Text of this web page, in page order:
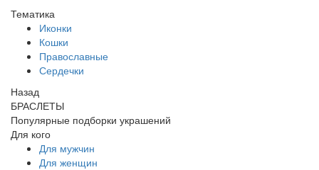
Тематика
Иконки
Кошки
Православные
Сердечки
Назад
БРАСЛЕТЫ
Популярные подборки украшений
Для кого
Для мужчин
Для женщин